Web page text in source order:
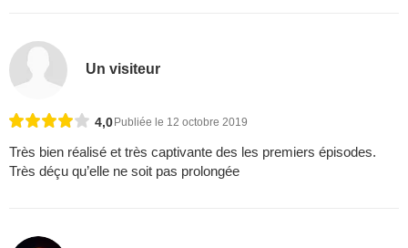
Un visiteur
4,0 Publiée le 12 octobre 2019
Très bien réalisé et très captivante des les premiers épisodes.
Très déçu qu’elle ne soit pas prolongée